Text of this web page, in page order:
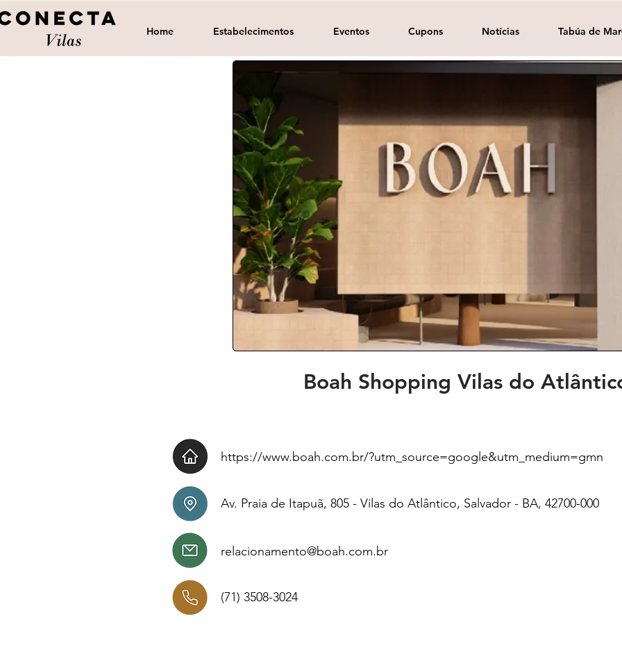
Home Estabelecimentos Eventos Cupons Notícias Tabúa de
Boah Shopping Vilas do
https://www.boah.com.br/?utm_source=google&utm_medium=gmn
Av. Praia de Itapuã, 805 - Vilas do Atlântico, Salvador - BA, 42700-000
relacionamento@boah.com.br
(71) 3508-3024